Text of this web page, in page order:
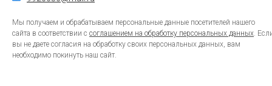
Мы получаем и обрабатываем персональные данные посетителей нашего
сайта в соответствии с соглашением на обработку персональных данных.
вы не даете согласия на обработку своих персональных данных, вам
необходимо покинуть наш сайт.